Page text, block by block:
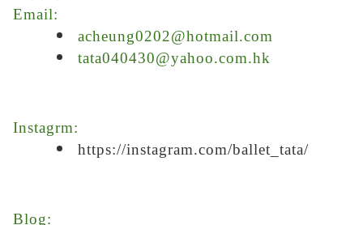
Email:
acheung0202@hotmail.com
tata040430@yahoo.com.hk
Instagrm:
https://instagram.com/ballet_tata/
Blog: